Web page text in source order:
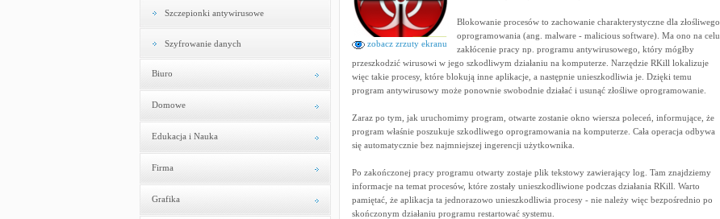
Szczepionki antywirusowe
Szyfrowanie danych
Biuro
Domowe
Edukacja i Nauka
Firma
Grafika
zobacz zrzuty ekranu
Blokowanie procesów to zachowanie charakterystyczne dla złośliwego
oprogramowania (ang. malware - malicious software). Ma ono na celu
zakłócenie pracy np. programu antywirusowego, który mógłby
przeszkodzić wirusowi w jego szkodliwym działaniu na komputerze. Narzędzie RKill lokalizuje
więc takie procesy, które blokują inne aplikacje, a następnie unieszkodliwia je. Dzięki temu
program antywirusowy może ponownie swobodnie działać i usunąć złośliwe oprogramowanie.
Zaraz po tym, jak uruchomimy program, otwarte zostanie okno wiersza poleceń, informujące, że
program właśnie poszukuje szkodliwego oprogramowania na komputerze. Cała operacja odbywa
się automatycznie bez najmniejszej ingerencji użytkownika.
Po zakończonej pracy programu otwarty zostaje plik tekstowy zawierający log. Tam znajdziemy
informacje na temat procesów, które zostały unieszkodliwione podczas działania RKill. Warto
pamiętać, że aplikacja ta jednorazowo unieszkodliwia procesy - nie należy więc bezpośrednio po
skończonym działaniu programu restartować systemu.